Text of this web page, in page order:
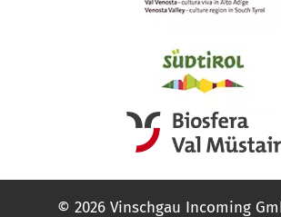
© 2026 Vinschgau Incoming